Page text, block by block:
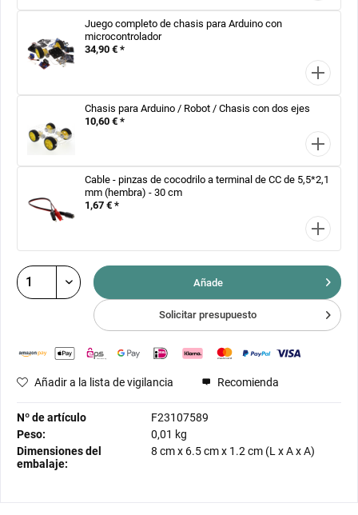
Juego completo de chasis para Arduino con
microcontrolador
34,90 € *
Chasis para Arduino / Robot / Chasis con dos ejes
10,60 € *
Cable - pinzas de cocodrilo a terminal de CC de 5,5*2,1
mm (hembra) - 30 cm
1,67 € *
Añade
Solicitar presupuesto
Añadir a la lista de vigilancia Recomienda
Nº de artículo
F23107589
Peso:
0,01 kg
Dimensiones del
embalaje:
8 cmx 6.5 cmx 1.2 cm (L x A x A)